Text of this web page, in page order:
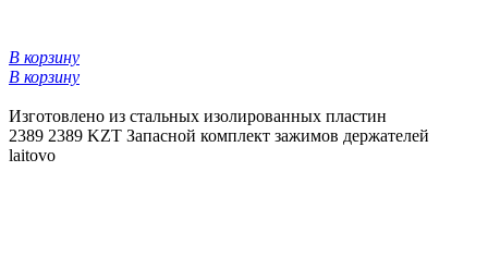
В корзину
В корзину
Изготовлено из стальных изолированных пластин
2389 2389 KZT Запасной комплект зажимов держателей
laitovo